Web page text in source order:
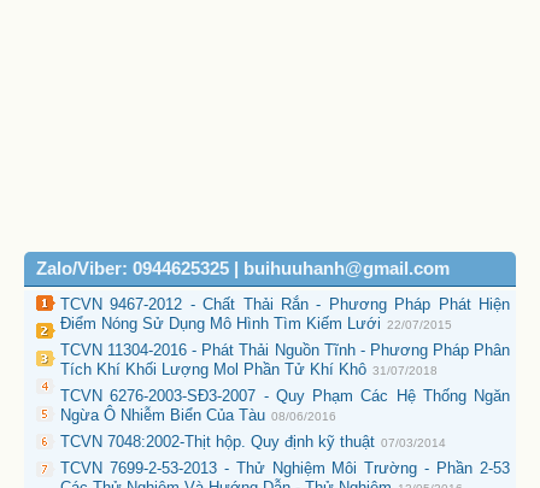
Zalo/Viber: 0944625325 | buihuuhanh@gmail.com
TCVN 9467-2012 - Chất Thải Rắn - Phương Pháp Phát Hiện
Điểm Nóng Sử Dụng Mô Hình Tìm Kiếm Lưới 22/07/2015
TCVN 11304-2016 - Phát Thải Nguồn Tĩnh - Phương Pháp Phân
Tích Khí Khối Lượng Mol Phần Tử Khí Khô 31/07/2018
TCVN 6276-2003-SĐ3-2007 - Quy Phạm Các Hệ Thống Ngăn
Ngừa Ô Nhiễm Biển Của Tàu 08/06/2016
TCVN 7048:2002-Thịt hộp. Quy định kỹ thuật 07/03/2014
TCVN 7699-2-53-2013 - Thử Nghiệm Môi Trường - Phần 2-53